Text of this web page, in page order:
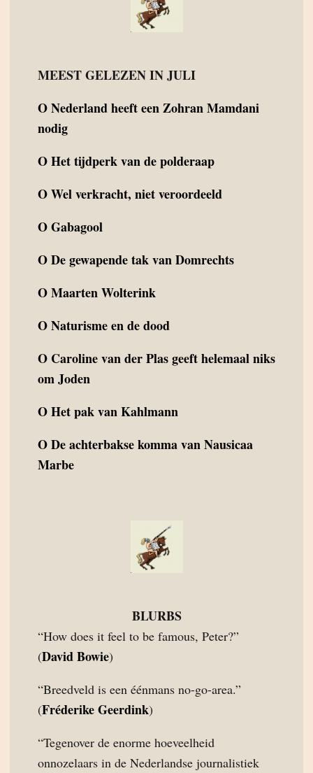
MEEST GELEZEN IN JULI
ONederland heeft een Zohran Mamdani
nodig
OHet tijdperk van de polderaap
OWel verkracht, niet veroordeeld
OGabagool
ODe gewapende tak van Domrechts
OMaarten Wolterink
ONaturisme en de dood
O Caroline van der Plas geeft helemaal niks
om Joden
OHet pak van Kahlmann
ODe achterbakse komma van Nausicaa
Marbe
BLURBS
“How does it feel to be famous, Peter?”
(David Bowie)
“Breedveld is een éénmans no-go-area.”
(Fréderike Geerdink)
“Tegenover de enorme hoeveelheid
onnozelaars in de Nederlandse journalistiek